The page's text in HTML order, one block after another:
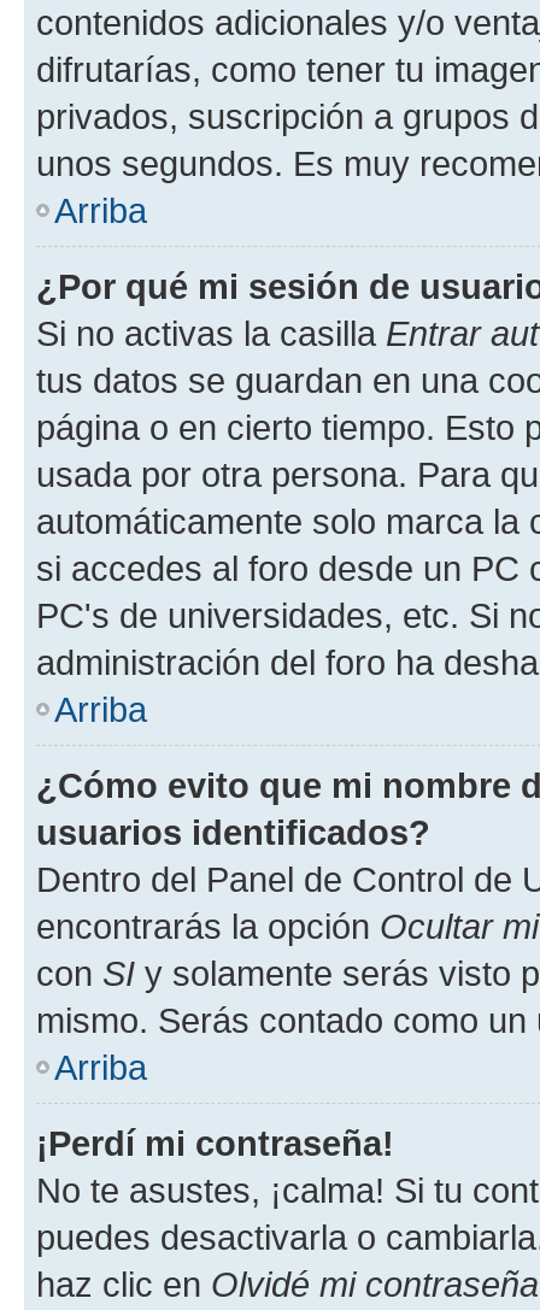
contenidos adicionales y/o
difrutarías, como tener tu
privados, suscripción a grupos
unos segundos. Es muy
Arriba
¿Por qué mi sesión de
Si no activas la casilla Entrar
tus datos se guardan en una
página o en cierto tiempo. Esto
usada por otra persona. Para
automáticamente solo marca la
si accedes al foro desde un PC
PC's de universidades, etc. Si
administración del foro ha
Arriba
¿Cómo evito que mi nombre
usuarios identificados?
Dentro del Panel de Control de
encontrarás la opción Ocultar
con SI y solamente serás visto
mismo. Serás contado como un
Arriba
¡Perdí mi contraseña!
No te asustes, ¡calma! Si tu
puedes desactivarla o
haz clic en Olvidé mi contraseña